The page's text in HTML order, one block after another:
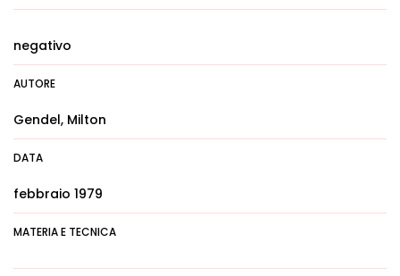
negativo
AUTORE
Gendel, Milton
DATA
febbraio 1979
MATERIA E TECNICA